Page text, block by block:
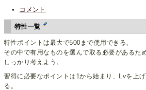
コメント
特性一覧
特性ポイントは最大で500まで使用できる。
その中で有用なものを選んで取る必要があるた
しっかり考えよう。
習得に必要なポイントは1から始まり、Lvを上
る。